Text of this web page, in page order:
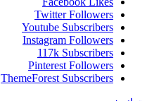
Twitter Followers
Youtube Subscribers
Instagram Followers
117k Subscribers
Pinterest Followers
ThemeForest Subscribers